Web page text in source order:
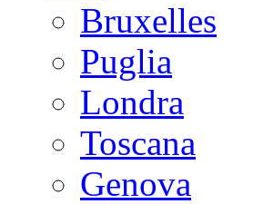
Bruxelles
Puglia
Londra
Toscana
Genova